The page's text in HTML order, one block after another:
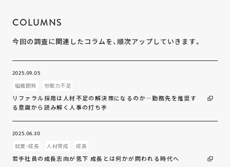
COLUMNS
今回の調査に関連したコラムを、順次アップしていきます。
2025.09.05
組織開発
労働力不足
リファラル採用は人材不足の解決策になるのか―勤務先を推奨す
る意識から読み解く人事の打ち手
2025.06.30
就業・成長
人材育成 成長
若手社員の成長志向が低下 成長とは何かが問われる時代へ